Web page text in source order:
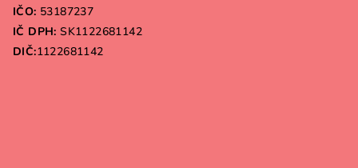
IČO: 53187237
IČ DPH: SK1122681142
DIČ:1122681142